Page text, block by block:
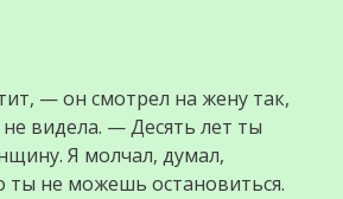
— он смотрел на жену так,
не видела. — Десять лет ты
Я молчал, думал,
ты не можешь остановиться.